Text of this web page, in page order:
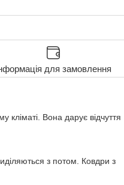
для замовлення
Вона дарує відчуття
з потом. Ковдри з